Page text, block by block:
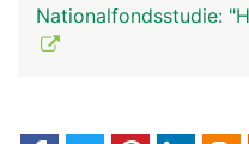
Nationalfondsstudie: